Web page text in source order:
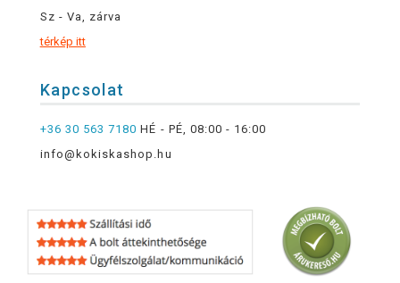
Sz - Va, zárva
térkép itt
Kapcsolat
+36 30 563 7180 HÉ - PÉ, 08:00 - 16:00
info@kokiskashop.hu